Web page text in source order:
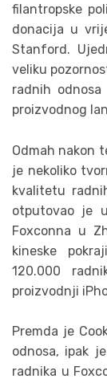
filantropske
donacija u
Stanford.
veliku
radnih
proizvodnog
Odmah nakon
je nekoliko
kvalitetu
otputovao je
Foxconna u
kineske
120.000
proizvodnji
Premda je
odnosa, ipak
radnika u